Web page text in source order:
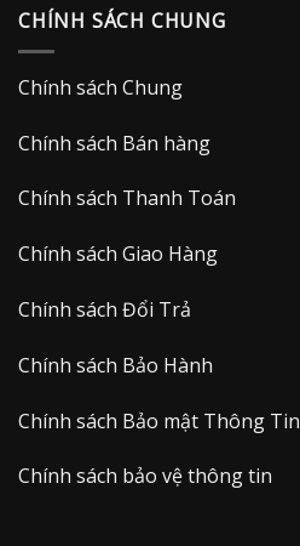
CHÍNH SÁCH CHUNG
Chính sách Chung
Chính sách Bán hàng
Chính sách Thanh Toán
Chính sách Giao Hàng
Chính sách Đổi Trả
Chính sách Bảo Hành
Chính sách Bảo mật Thông Tin
Chính sách bảo vệ thông tin